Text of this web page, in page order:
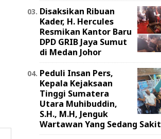
Disaksikan Ribuan
Kader, H. Hercules
Resmikan Kantor Baru
DPD GRIB Jaya Sumut
di Medan Johor
Peduli Insan Pers,
Kepala Kejaksaan
Tinggi Sumatera
Utara Muhibuddin,
S.H., M.H, Jenguk
Wartawan Yang Sedang Sakit